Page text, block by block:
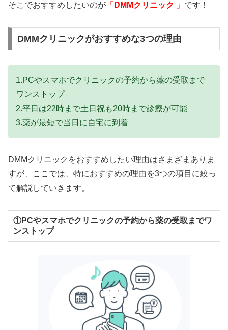
そこでおすすめしたいのが 「 DMMクリニック 」 です！
DMMクリニックがおすすめな3つの理由
1.PCやスマホでクリニックの予約から薬の受取まで
ワンストップ
2.平日は22時まで土日祝も20時まで診療が可能
3.薬が最短で当日に自宅に到着
DMMクリニックをおすすめしたい理由はさまざまありま
すが、ここでは、特におすすめの理由を3つの項目に絞っ
て解説していきます。
①PCやスマホでクリニックの予約から薬の受取までワ
ンストップ